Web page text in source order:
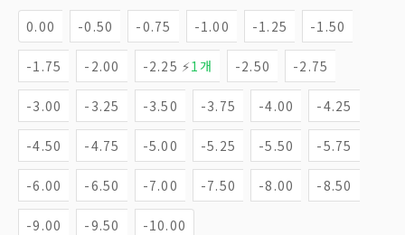
0.00 -0.50 -0.75 -1.00 -1.25 -1.50
-1.75 -2.00 -2.25 ⚡1개 -2.50 -2.75
-3.00 -3.25 -3.50 -3.75 -4.00 -4.25
-4.50 -4.75 -5.00 -5.25 -5.50 -5.75
-6.00 -6.50 -7.00 -7.50 -8.00 -8.50
-9.00 -9.50 -10.00